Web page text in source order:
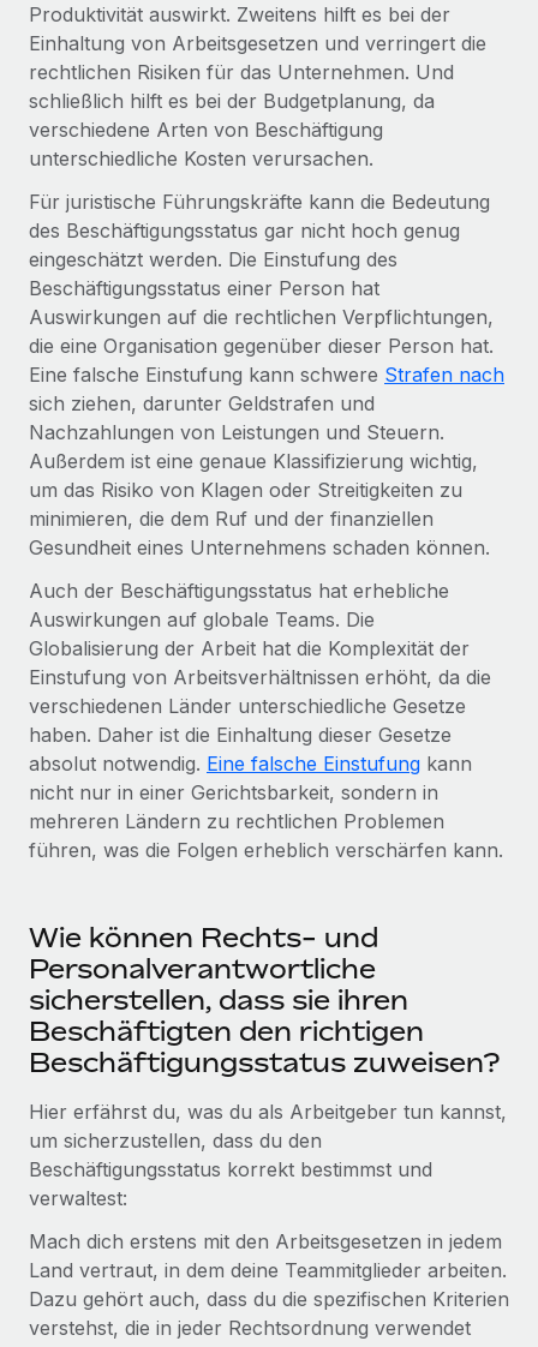
Compliance Watchtower
Lückenlose Compliance
Geräteverwaltung
Globale Bereitstellung und Verfolgung von IT-
Gründung von Niederlassungen
Schnelle, rechtssichere Gründung von
Niederlassungen
Mobilität und Relocation
Mühelose Relocation von Mitarbeiter:innen
Benefits
Mühelose Verwaltung von Benefits
So hat der KI-Vorreiter Weaviate sein Team mit
Remote um 120 % vergrößert
Weaviate auf einen Blick Weaviate entwickelt KI-basierte
Open-Source-Infrastrukturen. Das...
Mehr erfahren
Strategische Partnerschaft zwischen
Reverse Tech und Remote für Contractor
Management und Payroll
Reverse Tech auf einen Blick Das Gesundheits- und
Wellness-Startup Reverse Tech hat das globale...
Mehr erfahren
BLOG
Globale Payroll
EOR und PEO
Contractor Management
Steuern
Den Blog erkunden
BLOG
Neues zu Remote-Produkten: Integration mit
Gusto und Zero und Contractor Management
Plus
Auch im neuen Jahr wollen wir bei Remote Unternehmen
aller Größen dabei unterstützen, die beste...
Mehr erfahren
Wie Phiture 55 Mitarbeiter:innen in 19 Ländern
mit Remote verwaltet
Phiture ist der unumstrittene Marktführer im Bereich der
Wachstumsberatung für mobile Apps. Das...
Mehr erfahren
Produktivität auswirkt. Zweitens hilft es bei der
Einhaltung von Arbeitsgesetzen und verringert die
rechtlichen Risiken für das Unternehmen. Und
schließlich hilft es bei der Budgetplanung, da
verschiedene Arten von Beschäftigung
unterschiedliche Kosten verursachen.
Für juristische Führungskräfte kann die Bedeutung
des Beschäftigungsstatus gar nicht hoch genug
eingeschätzt werden. Die Einstufung des
Beschäftigungsstatus einer Person hat
Auswirkungen auf die rechtlichen Verpflichtungen,
die eine Organisation gegenüber dieser Person hat.
Eine falsche Einstufung kann schwere Strafen nach
sich ziehen, darunter Geldstrafen und
Nachzahlungen von Leistungen und Steuern.
Außerdem ist eine genaue Klassifizierung wichtig,
um das Risiko von Klagen oder Streitigkeiten zu
minimieren, die dem Ruf und der finanziellen
Gesundheit eines Unternehmens schaden können.
Auch der Beschäftigungsstatus hat erhebliche
Auswirkungen auf globale Teams. Die
Globalisierung der Arbeit hat die Komplexität der
Einstufung von Arbeitsverhältnissen erhöht, da die
verschiedenen Länder unterschiedliche Gesetze
haben. Daher ist die Einhaltung dieser Gesetze
absolut notwendig. Eine falsche Einstufung kann
nicht nur in einer Gerichtsbarkeit, sondern in
mehreren Ländern zu rechtlichen Problemen
führen, was die Folgen erheblich verschärfen kann.
Wie können Rechts- und
Personalverantwortliche
sicherstellen, dass sie ihren
Beschäftigten den richtigen
Beschäftigungsstatus zuweisen?
Hier erfährst du, was du als Arbeitgeber tun kannst,
um sicherzustellen, dass du den
Beschäftigungsstatus korrekt bestimmst und
verwaltest:
Mach dich erstens mit den Arbeitsgesetzen in jedem
Land vertraut, in dem deine Teammitglieder arbeiten.
Dazu gehört auch, dass du die spezifischen Kriterien
verstehst, die in jeder Rechtsordnung verwendet